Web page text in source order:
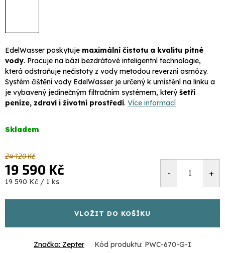
EdelWasser poskytuje maximální čistotu a kvalitu pitné
vody. Pracuje na bázi bezdrátové inteligentní technologie,
která odstraňuje nečistoty z vody metodou reverzní osmózy.
Systém čištění vody EdelWasser je určený k umístění na linku a
je vybavený jedinečným filtračním systémem, kterýšetří
peníze, zdraví i životní prostředí. Více informací
Skladem
24 120 Kč
19 590 Kč
Měrná
19 590 Kč / 1 ks
VLOŽIT DO KOŠÍKU
Značka: Zepter Kód produktu: PWC-670-G-I